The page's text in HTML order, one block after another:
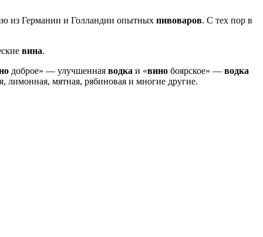
из Германии и Голландии опытных пивоваров. С тех пор в
вина.
доброе» — улучшенная водка и «вино боярское» — водка
лимонная, мятная, рябиновая и многие другие.